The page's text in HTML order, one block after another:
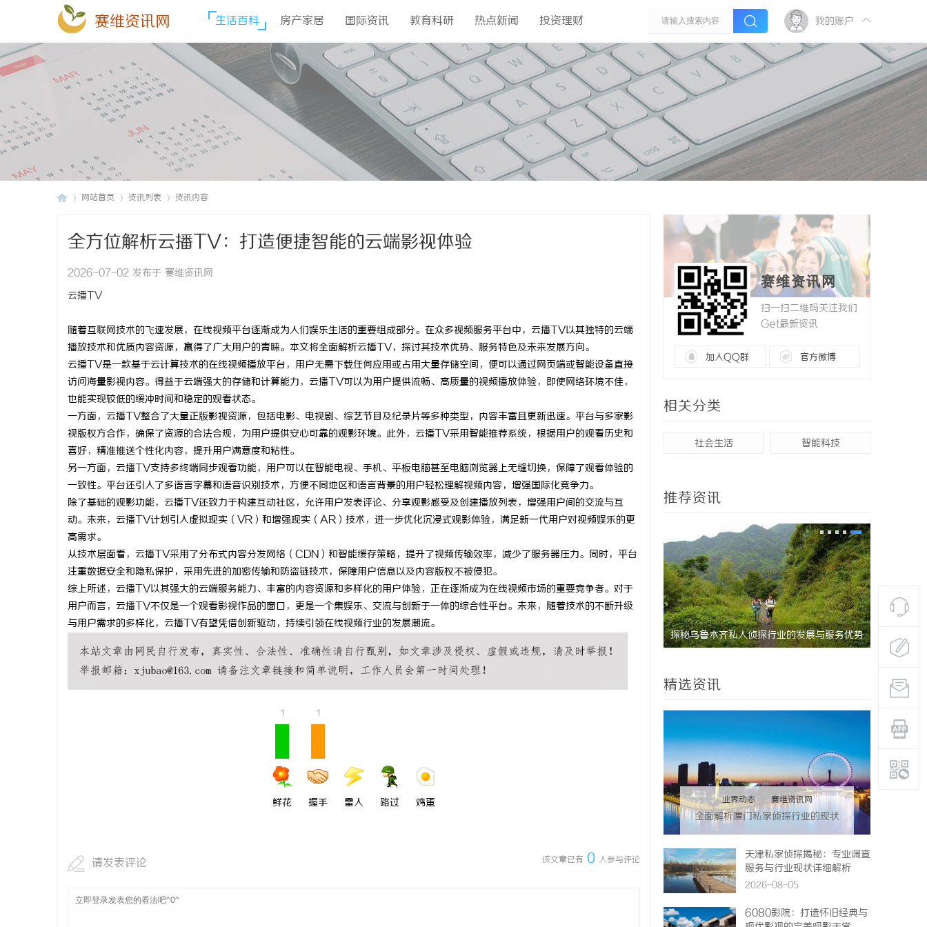
赛维资讯网 生活百科 房产家居 国际资讯 教育科研 热点新闻 投资理财 我的账户
网站首页 资讯列表 资讯内容
全方位解析云播TV：打造便捷智能的云端影视体验
2026-07-02 发布于 赛维资讯网
云播TV
随着互联网技术的飞速发展，在线视频平台逐渐成为人们娱乐生活的重要组成部分。在众多视频服务平台中，云播TV以其独特的云端
播放技术和优质内容资源，赢得了广大用户的青睐。本文将全面解析云播TV，探讨其技术优势、服务特色及未来发展方向。
云播TV是一款基于云计算技术的在线视频播放平台，用户无需下载任何应用或占用大量存储空间，便可以通过网页端或智能设备直接
访问海量影视内容。得益于云端强大的存储和计算能力，云播TV可以为用户提供流畅、高质量的视频播放体验，即使网络环境不佳，
也能实现较低的缓冲时间和稳定的观看状态。
一方面，云播TV整合了大量正版影视资源，包括电影、电视剧、综艺节目及纪录片等多种类型，内容丰富且更新迅速。平台与多家影
视版权方合作，确保了资源的合法合规，为用户提供安心可靠的观影环境。此外，云播TV采用智能推荐系统，根据用户的观看历史和
喜好，精准推送个性化内容，提升用户满意度和粘性。
另一方面，云播TV支持多终端同步观看功能，用户可以在智能电视、手机、平板电脑甚至电脑浏览器上无缝切换，保障了观看体验的
一致性。平台还引入了多语言字幕和语音识别技术，方便不同地区和语言背景的用户轻松理解视频内容，增强国际化竞争力。
除了基础的观影功能，云播TV还致力于构建互动社区，允许用户发表评论、分享观影感受及创建播放列表，增强用户间的交流与互
动。未来，云播TV计划引入虚拟现实（VR）和增强现实（AR）技术，进一步优化沉浸式观影体验，满足新一代用户对视频娱乐的更
高需求。
从技术层面看，云播TV采用了分布式内容分发网络（CDN）和智能缓存策略，提升了视频传输效率，减少了服务器压力。同时，平台
注重数据安全和隐私保护，采用先进的加密传输和防盗链技术，保障用户信息以及内容版权不被侵犯。
综上所述，云播TV以其强大的云端服务能力、丰富的内容资源和多样化的用户体验，正在逐渐成为在线视频市场的重要竞争者。对于
用户而言，云播TV不仅是一个观看影视作品的窗口，更是一个集娱乐、交流与创新于一体的综合性平台。未来，随着技术的不断升级
与用户需求的多样化，云播TV有望凭借创新驱动，持续引领在线视频行业的发展潮流。
1
鲜花
1
握手 雷人 路过 鸡蛋
该文章已有 0 人参与评论
请发表评论
赛维资讯网
扫一扫二维码关注我们
Get最新资讯
加入QQ群 官方微博
相关分类
社会生活 智能科技
推荐资讯
武汉配眼镜 上海配眼镜 数据资产入表的“合规密钥”：北京专利律师
精选资讯
业界动态 | 赛维资讯网
全面解析厦门私家侦探行业的现状
天津私家侦探揭秘：专业调查
服务与行业现状详细解析
2026-08-05
6080影院：打造怀旧经典与